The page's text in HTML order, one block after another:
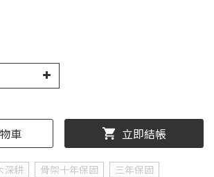
車 立即結帳
深耕 骨架十年保固
三年保固